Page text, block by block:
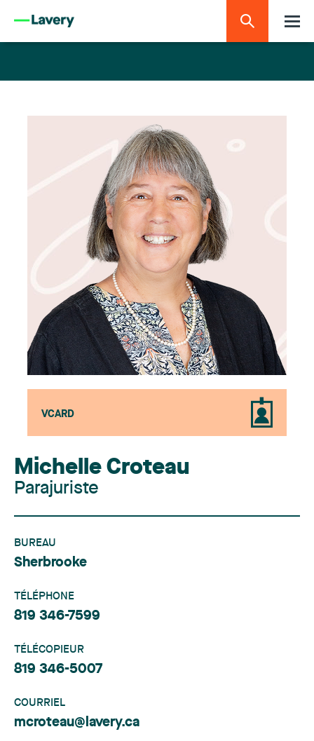
VCARD
Michelle Croteau
Parajuriste
BUREAU
Sherbrooke
TÉLÉPHONE
819 346-7599
TÉLÉCOPIEUR
819 346-5007
COURRIEL
mcroteau@lavery.ca